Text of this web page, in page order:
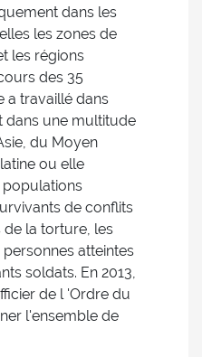
dans les
les zones de
les régions
des 35
a travaillé dans
dans une multitude
du Moyen
ou elle
populations
de conflits
la torture, les
atteintes
soldats. En 2013,
de l 'Ordre du
l'ensemble de